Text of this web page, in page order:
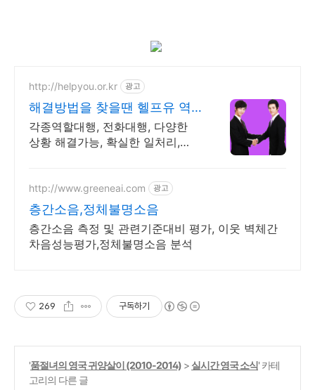
http://helpyou.or.kr 광고
해결방법을 찾을땐 헬프유 역
할대행, 상황연출 전문업체
각종역할대행, 전화대행, 다양한
상황 해결가능, 확실한 일처리,
http://www.greeneai.com 광고
층간소음,정체불명소음
층간소음 측정 및 관련기준대비 평가, 이웃 벽체간
차음성능평가,정체불명소음 분석
269 구독하기
'품절녀의 영국 귀양살이 (2010-2014) > 실시간 영국 소식' 카테
고리의 다른 글